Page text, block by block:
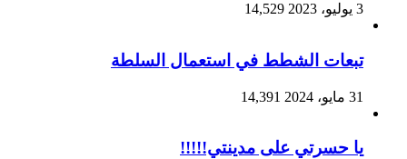
3 يوليو، 2023 14,529
تبعات الشطط في استعمال السلطة
31 مايو، 2024 14,391
يا حسرتي على مدينتي!!!!!